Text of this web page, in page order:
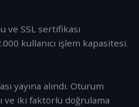
ve SSL sertifikası
kullanıcı işlem kapasitesi.
yayına alındı. Oturum
ve iki faktörlü doğrulama